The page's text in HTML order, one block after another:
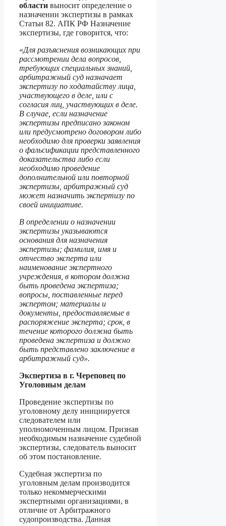
области выносит определение о
назначении экспертизы в рамках
Статьи 82. АПК РФ Назначение
экспертизы, где говорится, что:
«Для разъяснения возникающих при
рассмотрении дела вопросов,
требующих специальных знаний,
арбитражный суд назначает
экспертизу по ходатайству лица,
участвующего в деле, или с
согласия лиц, участвующих в деле.
В случае, если назначение
экспертизы предписано законом
или предусмотрено договором либо
необходимо для проверки заявления
о фальсификации представленного
доказательства либо если
необходимо проведение
дополнительной или повторной
экспертизы, арбитражный суд
может назначить экспертизу по
своей инициативе.
В определении о назначении
экспертизы указываются
основания для назначения
экспертизы; фамилия, имя и
отчество эксперта или
наименование экспертного
учреждения, в котором должна
быть проведена экспертиза;
вопросы, поставленные перед
экспертом; материалы и
документы, предоставляемые в
распоряжение эксперта; срок, в
течение которого должна быть
проведена экспертиза и должно
быть представлено заключение в
арбитражный суд».
Экспертиза в г. Череповец по
Уголовным делам
Проведение экспертизы по
уголовному делу инициируется
следователем или
уполномоченным лицом. Признав
необходимым назначение судебной
экспертизы, следователь выносит
об этом постановление.
Судебная экспертиза по
уголовным делам производится
только некоммерческими
экспертными организациями, в
отличие от Арбитражного
судопроизводства. Данная